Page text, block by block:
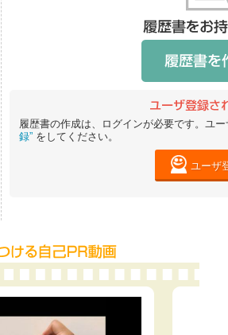
履歴書の作成は、ログインが必要です。ユ
録” をしてください。
ユーザ